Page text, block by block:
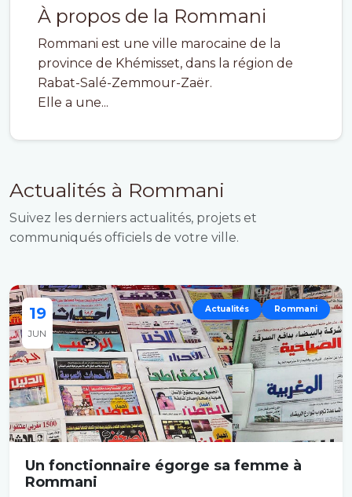
À propos de la Rommani
Rommani est une ville marocaine de la
province de Khémisset, dans la région de
Rabat-Salé-Zemmour-Zaër.
Elle a une...
Actualités à Rommani
Suivez les derniers actualités, projets et
communiqués officiels de votre ville.
19
JUN
Actualités Rommani
Un fonctionnaire égorge sa femme à
Rommani